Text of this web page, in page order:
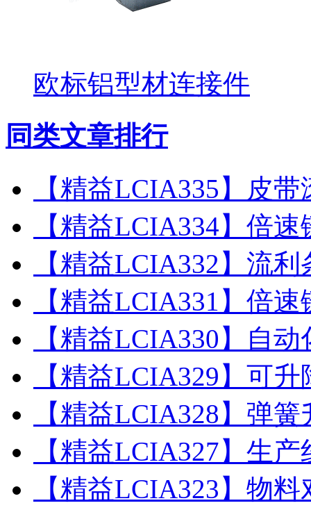
欧标铝型材连接件
同类文章排行
【精益LCIA335】皮
【精益LCIA334】倍
【精益LCIA332】流
【精益LCIA331】倍
【精益LCIA330】自
【精益LCIA329】可
【精益LCIA328】弹
【精益LCIA327】生
【精益LCIA323】物